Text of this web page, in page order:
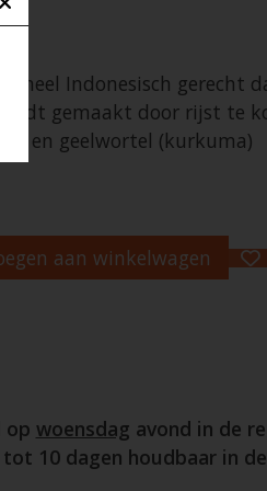
Indonesisch gerecht
gemaakt door rijst te
en geelwortel (kurkuma)
aan winkelwagen
op woensdag avond in de
10 dagen houdbaar in